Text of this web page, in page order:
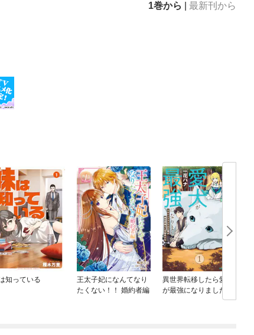
1巻から 最新刊から
知っている
王太子妃になんてなり
たくない！！ 婚約者編
異世界転移したら愛犬
が最強になりました ～
シルバーフェンリルと